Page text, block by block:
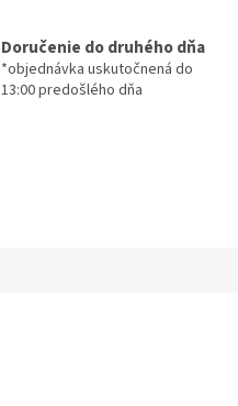
Doručenie do druhého dňa
*objednávka uskutočnená do
13:00 predošlého dňa